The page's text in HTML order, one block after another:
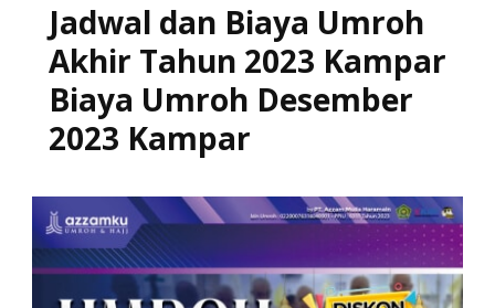
Jadwal dan Biaya Umroh
Akhir Tahun 2023 Kampar
Biaya Umroh Desember
2023 Kampar